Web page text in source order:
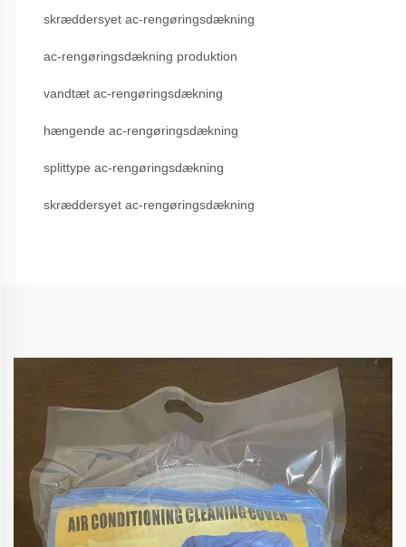
skræddersyet ac-rengøringsdækning
ac-rengøringsdækning produktion
vandtæt ac-rengøringsdækning
hængende ac-rengøringsdækning
splittype ac-rengøringsdækning
skræddersyet ac-rengøringsdækning